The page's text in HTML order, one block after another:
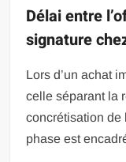
Délai entre
signature
Lors d’un achat
celle séparant la
concrétisation de
phase est